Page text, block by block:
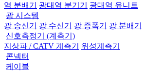
역 분배기
광대역 분기기
광대역 유니트
광 시스템
광 송신기
광 수신기 광 증폭기
광 분배기
신호측정기 (계측기)
지상파 / CATV 계측기
위성계측기
콘넥터
케이블